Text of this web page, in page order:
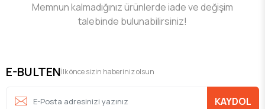
Memnun kalmadığınız ürünlerde iade ve değişim
talebinde bulunabilirsiniz!
E-BULTENİlk önce sizin haberiniz olsun
KAYDOL